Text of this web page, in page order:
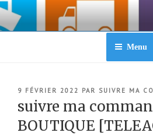
Aller
contenu
Menu
PUBLIÉ
9 FÉVRIER 2022 PAR SUIVRE MA
suivre ma
BOUTIQUE